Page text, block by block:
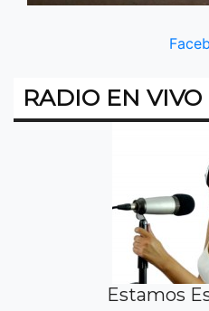
RADIO EN VIVO
Estamos